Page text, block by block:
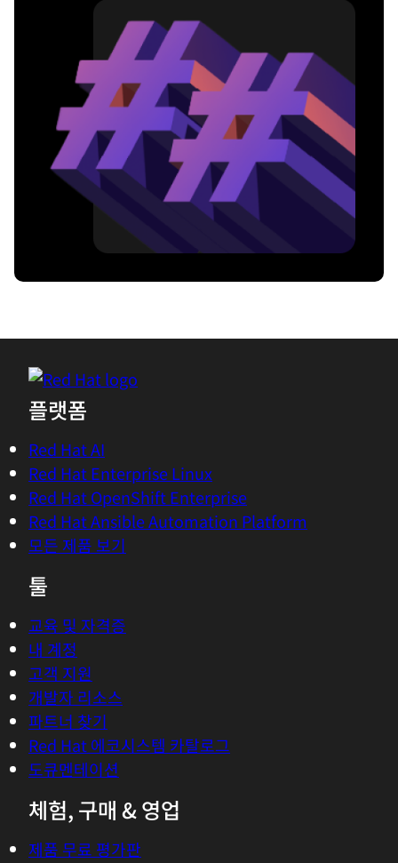
플랫폼
Red Hat AI
Red Hat Enterprise Linux
Red Hat OpenShift Enterprise
Red Hat Ansible Automation Platform
모든 제품 보기
툴
교육 및 자격증
내 계정
고객 지원
개발자 리소스
파트너 찾기
Red Hat 에코시스템 카탈로그
도큐멘테이션
체험, 구매 & 영업
제품 무료 평가판